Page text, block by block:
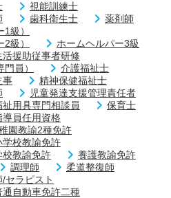
視能訓練士
歯科衛生士
薬剤師
級）
級）
ホームヘルパー3級
活援助従事者研修
員）
介護福祉士
事
精神保健福祉士
児童発達支援管理責任者
祉用具専門相談員
保育士
導員任用資格
園教諭2種免許
学校教諭免許
校教諭免許
養護教諭免許
調理師
柔道整復師
セラピスト
通自動車免許二種